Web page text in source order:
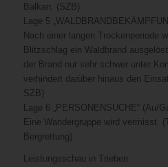
Balkan. (SZB)
Lage 5
Nach einer langen Trockenperiode
Blitzschlag ein Waldbrand
der Brand nur sehr schwer unter
verhindert darüber hinaus den
SZB)
Lage 6 „PERSONENSUCHE“ (Au/
Eine Wandergruppe wird vermisst.
Bergrettung)
Leistungsschau in Trieben